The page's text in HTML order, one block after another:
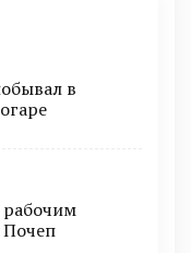
в
рабочим
Почеп